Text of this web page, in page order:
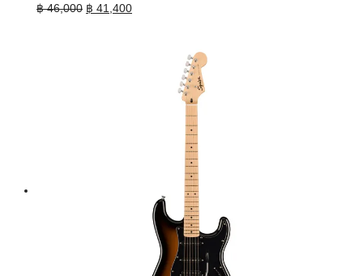
฿46,000 Original
฿ 41,400Current